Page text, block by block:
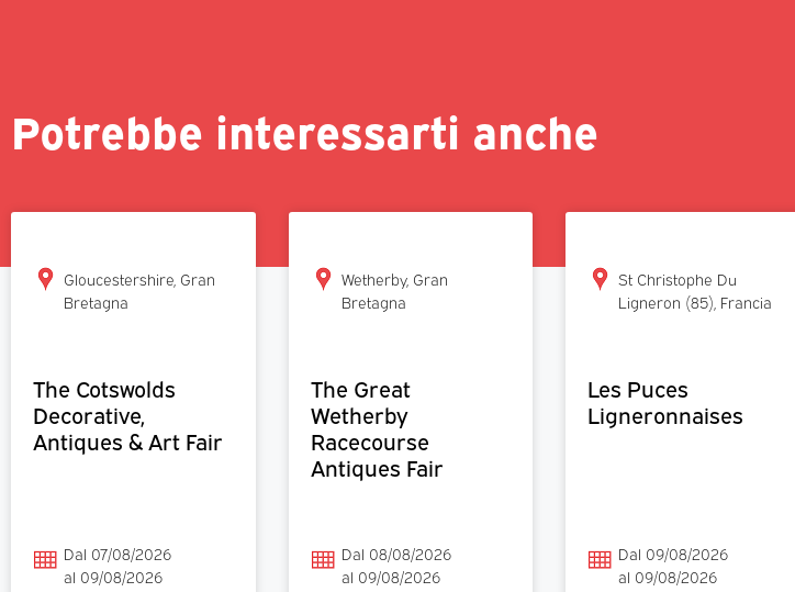
Potrebbe interessarti anche
Gloucestershire, Gran
Bretagna
The Cotswolds
Decorative,
Antiques & Art Fair
Dal 07/08/2026
al 09/08/2026
Wetherby, Gran
Bretagna
The Great
Wetherby
Racecourse
Antiques Fair
Dal 08/08/2026
al 09/08/2026
St Christophe Du
Ligneron (85), Francia
Les Puces
Ligneronnaises
Dal 09/08/2026
al 09/08/2026